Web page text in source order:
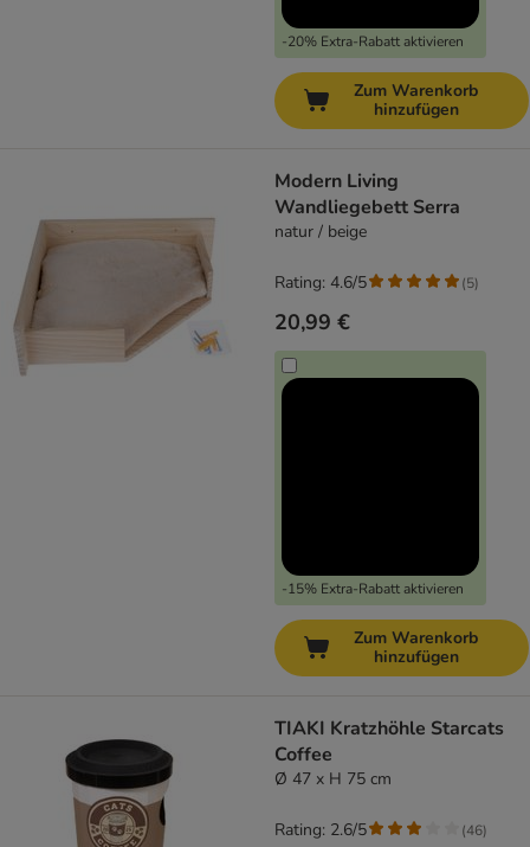
-20% Extra-Rabatt aktivieren
Zum Warenkorb
hinzufügen
Modern Living
Wandliegebett Serra
natur / beige
20,99 €
-15% Extra-Rabatt aktivieren
Rating: 4.6/5 (5)
Zum Warenkorb
hinzufügen
TIAKI Kratzhöhle Starcats
Coffee
Ø 47 x H 75 cm
Rating: 2.6/5 (46)